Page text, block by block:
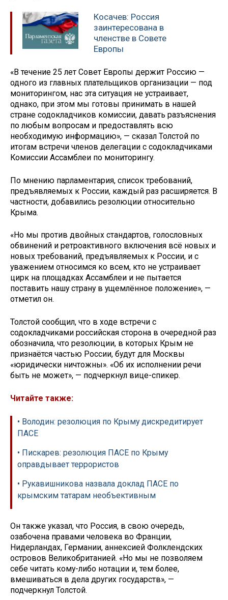
Косачев: Россия
заинтересована в
членстве в Совете
Европы
«В течение 25 лет Совет Европы держит Россию —
одного из главных плательщиков организации — под
мониторингом, нас эта ситуация не устраивает,
однако, при этом мы готовы принимать в нашей
стране содокладчиков комиссии, давать разъяснения
по любым вопросам и предоставлять всю
необходимую информацию», — сказал Толстой по
итогам встречи членов делегации с содокладчиками
Комиссии Ассамблеи по мониторингу.
По мнению парламентария, список требований,
предъявляемых к России, каждый раз расширяется. В
частности, добавились резолюции относительно
Крыма.
«Но мы против двойных стандартов, голословных
обвинений и ретроактивного включения всё новых и
новых требований, предъявляемых к России, и с
уважением относимся ко всем, кто не устраивает
цирк на площадках Ассамблеи и не пытается
поставить нашу страну в ущемлённое положение», —
отметил он.
Толстой сообщил, что в ходе встречи с
содокладчиками российская сторона в очередной раз
обозначила, что резолюции, в которых Крым не
признаётся частью России, будут для Москвы
«юридически ничтожны». «Об их исполнении речи
быть не может», — подчеркнул вице-спикер.
Читайте также:
• Володин: резолюция по Крыму дискредитирует
ПАСЕ
• Пискарев: резолюция ПАСЕ по Крыму
оправдывает террористов
• Рукавишникова назвала доклад ПАСЕ по
крымским татарам необъективным
Он также указал, что Россия, в свою очередь,
озабочена правами человека во Франции,
Нидерландах, Германии, аннексией Фолклендских
островов Великобританией. «Но мы не позволяем
себе читать кому-либо нотации и, тем более,
вмешиваться в дела других государств», —
подчеркнул Толстой.